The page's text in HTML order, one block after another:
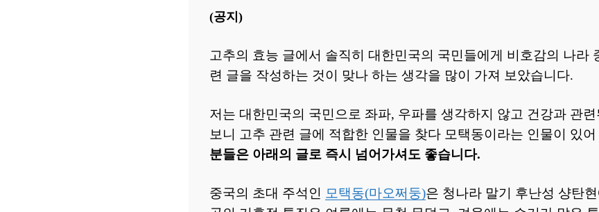
(공지)
고추의 효능 글에서 솔직히 대한민국의 국민들에게 비호감의 나라
련 글을 작성하는 것이 맞나 하는 생각을 많이 가져 보았습니다.
저는 대한민국의 국민으로 좌파, 우파를 생각하지 않고 건강과 관
보니 고추 관련 글에 적합한 인물을 찾다 모택동이라는 인물이 있어
분들은 아래의 글로 즉시 넘어가셔도 좋습니다.
중국의 초대 주석인 모택동(마오쩌둥)은 청나라 말기 후난성 샹탄